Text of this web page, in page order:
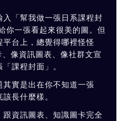
入「幫我做一張日系課程封
你一張看起來很美的圖。但
台上，總覺得哪裡怪怪
像資訊圖表、像社群文宣
課程封面」。
其實是出在你不知道一張
長什麼樣。
跟資訊圖表、知識圖卡完全